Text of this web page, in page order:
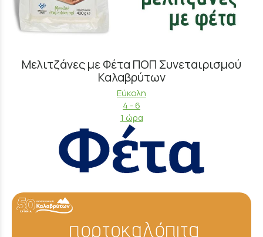
Μελιτζάνες με Φέτα ΠΟΠ Συνεταιρισμού
Καλαβρύτων
Εύκολη
4 - 6
1 ώρα